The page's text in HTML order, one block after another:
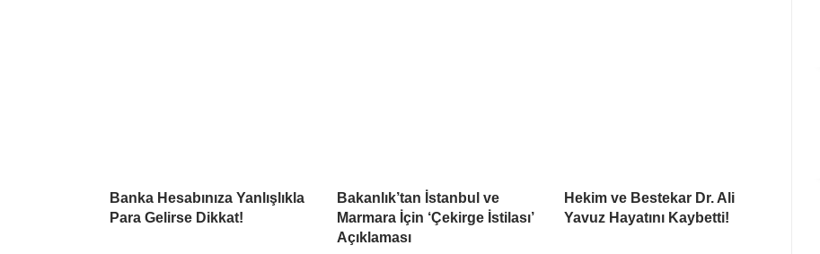
Banka Hesabınıza Yanlışlıkla
Para Gelirse Dikkat!
Bakanlık’tan İstanbul ve
Marmara İçin ‘Çekirge İstilası’
Açıklaması
Hekim ve Bestekar Dr. Ali
Yavuz Hayatını Kaybetti!